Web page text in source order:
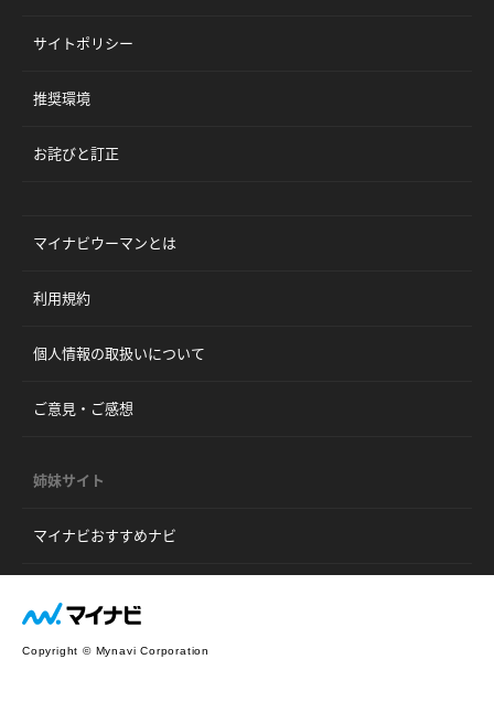
サイトポリシー
推奨環境
お詫びと訂正
マイナビウーマンとは
利用規約
個人情報の取扱いについて
ご意見・ご感想
姉妹サイト
マイナビおすすめナビ
Copyright © Mynavi Corporation